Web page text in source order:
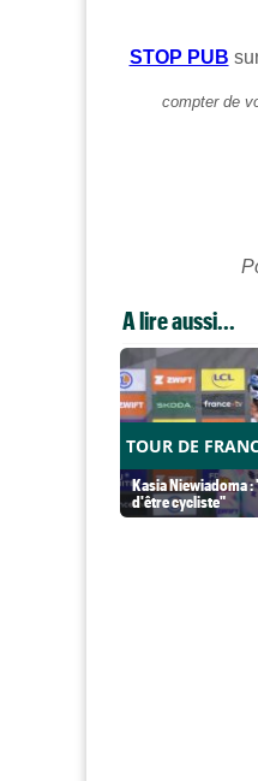
STOP PUB
compter de
A lire aussi...
TOUR DE
Kasia Niewiadoma
d'être cycliste"